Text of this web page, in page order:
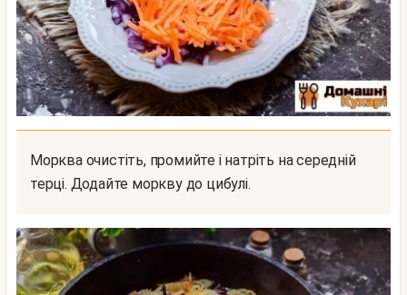
Морква очистіть, промийте і натріть на середній
терці. Додайте моркву до цибулі.